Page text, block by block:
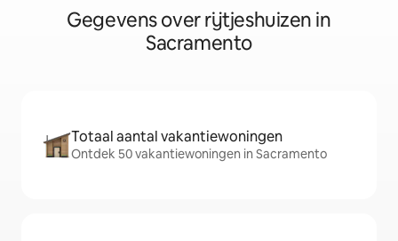
Gegevens over rijtjeshuizen in
Sacramento
Totaal aantal vakantiewoningen
Ontdek 50 vakantiewoningen in Sacramento